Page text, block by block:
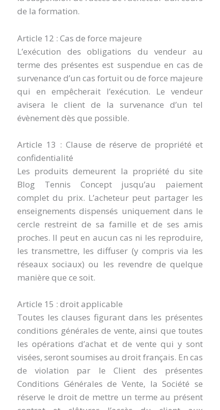
de la formation.
Article 12 : Cas de force majeure
L’exécution des obligations du vendeur au
terme des présentes est suspendue en cas de
survenance d’un cas fortuit ou de force majeure
qui en empêcherait l’exécution. Le vendeur
avisera le client de la survenance d’un tel
évènement dès que possible.
Article 13 : Clause de réserve de propriété et
confidentialité
Les produits demeurent la propriété du site
Blog Tennis Concept jusqu’au paiement
complet du prix. L’acheteur peut partager les
enseignements dispensés uniquement dans le
cercle restreint de sa famille et de ses amis
proches. Il peut en aucun cas ni les reproduire,
les transmettre, les diffuser (y compris via les
réseaux sociaux) ou les revendre de quelque
manière que ce soit.
Article 15 : droit applicable
Toutes les clauses figurant dans les présentes
conditions générales de vente, ainsi que toutes
les opérations d’achat et de vente qui y sont
visées, seront soumises au droit français. En cas
de violation par le Client des présentes
Conditions Générales de Vente, la Société se
réserve le droit de mettre un terme au présent